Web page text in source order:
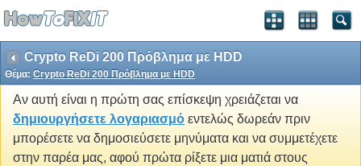
Crypto ReDi 200 Πρόβλημα με HDD
Θέμα: Crypto ReDi 200 Πρόβλημα με HDD
Αν αυτή είναι η πρώτη σας επίσκεψη χρειάζεται να
δημιουργήσετε λογαριασμό εντελώς δωρεάν πριν
μπορέσετε να δημοσιεύσετε μηνύματα και να συμμετέχετε
στην παρέα μας, αφού πρώτα ρίξετε μια ματιά στους